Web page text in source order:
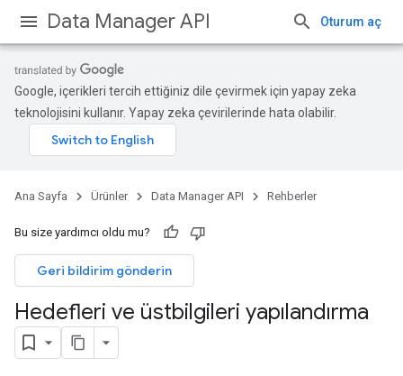
Data Manager API Oturum aç
Google, içerikleri tercih ettiğiniz dile çevirmek için yapay zeka
teknolojisini kullanır. Yapay zeka çevirilerinde hata olabilir.
Ana Sayfa Ürünler Data Manager API Rehberler
Bu size yardımcı oldu mu?
Geri bildirim gönderin
Hedefleri ve üstbilgileri yapılandırma